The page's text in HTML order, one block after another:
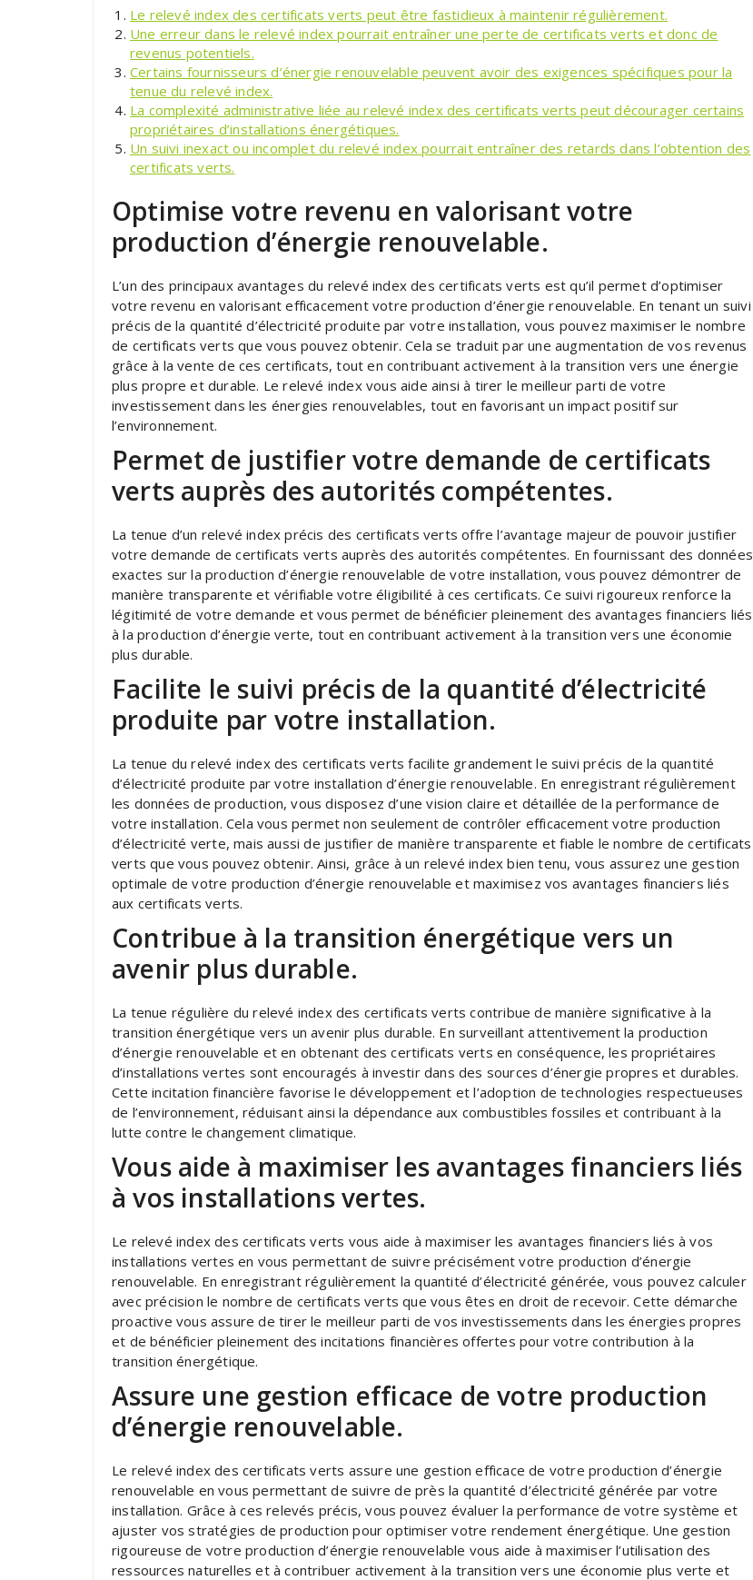
Le relevé index des certificats verts peut être fastidieux à maintenir régulièrement.
Une erreur dans le relevé index pourrait entraîner une perte de certificats verts et donc de
revenus potentiels.
Certains fournisseurs d’énergie renouvelable peuvent avoir des exigences spécifiques pour la
tenue du relevé index.
La complexité administrative liée au relevé index des certificats verts peut décourager certains
propriétaires d’installations énergétiques.
Un suivi inexact ou incomplet du relevé index pourrait entraîner des retards dans l’obtention des
certificats verts.
Optimise votre revenu en valorisant votre
production d’énergie renouvelable.
L’un des principaux avantages du relevé index des certificats verts est qu’il permet d’optimiser
votre revenu en valorisant efficacement votre production d’énergie renouvelable. En tenant un suivi
précis de la quantité d’électricité produite par votre installation, vous pouvez maximiser le nombre
de certificats verts que vous pouvez obtenir. Cela se traduit par une augmentation de vos revenus
grâce à la vente de ces certificats, tout en contribuant activement à la transition vers une énergie
plus propre et durable. Le relevé index vous aide ainsi à tirer le meilleur parti de votre
investissement dans les énergies renouvelables, tout en favorisant un impact positif sur
l’environnement.
Permet de justifier votre demande de certificats
verts auprès des autorités compétentes.
La tenue d’un relevé index précis des certificats verts offre l’avantage majeur de pouvoir justifier
votre demande de certificats verts auprès des autorités compétentes. En fournissant des données
exactes sur la production d’énergie renouvelable de votre installation, vous pouvez démontrer de
manière transparente et vérifiable votre éligibilité à ces certificats. Ce suivi rigoureux renforce la
légitimité de votre demande et vous permet de bénéficier pleinement des avantages financiers liés
à la production d’énergie verte, tout en contribuant activement à la transition vers une économie
plus durable.
Facilite le suivi précis de la quantité d’électricité
produite par votre installation.
La tenue du relevé index des certificats verts facilite grandement le suivi précis de la quantité
d’électricité produite par votre installation d’énergie renouvelable. En enregistrant régulièrement
les données de production, vous disposez d’une vision claire et détaillée de la performance de
votre installation. Cela vous permet non seulement de contrôler efficacement votre production
d’électricité verte, mais aussi de justifier de manière transparente et fiable le nombre de certificats
verts que vous pouvez obtenir. Ainsi, grâce à un relevé index bien tenu, vous assurez une gestion
optimale de votre production d’énergie renouvelable et maximisez vos avantages financiers liés
aux certificats verts.
Contribue à la transition énergétique vers un
avenir plus durable.
La tenue régulière du relevé index des certificats verts contribue de manière significative à la
transition énergétique vers un avenir plus durable. En surveillant attentivement la production
d’énergie renouvelable et en obtenant des certificats verts en conséquence, les propriétaires
d’installations vertes sont encouragés à investir dans des sources d’énergie propres et durables.
Cette incitation financière favorise le développement et l’adoption de technologies respectueuses
de l’environnement, réduisant ainsi la dépendance aux combustibles fossiles et contribuant à la
lutte contre le changement climatique.
Vous aide à maximiser les avantages financiers liés
à vos installations vertes.
Le relevé index des certificats verts vous aide à maximiser les avantages financiers liés à vos
installations vertes en vous permettant de suivre précisément votre production d’énergie
renouvelable. En enregistrant régulièrement la quantité d’électricité générée, vous pouvez calculer
avec précision le nombre de certificats verts que vous êtes en droit de recevoir. Cette démarche
proactive vous assure de tirer le meilleur parti de vos investissements dans les énergies propres
et de bénéficier pleinement des incitations financières offertes pour votre contribution à la
transition énergétique.
Assure une gestion efficace de votre production
d’énergie renouvelable.
Le relevé index des certificats verts assure une gestion efficace de votre production d’énergie
renouvelable en vous permettant de suivre de près la quantité d’électricité générée par votre
installation. Grâce à ces relevés précis, vous pouvez évaluer la performance de votre système et
ajuster vos stratégies de production pour optimiser votre rendement énergétique. Une gestion
rigoureuse de votre production d’énergie renouvelable vous aide à maximiser l’utilisation des
ressources naturelles et à contribuer activement à la transition vers une économie plus verte et